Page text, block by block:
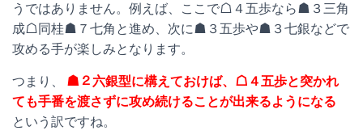
うではありません。例えば、ここで☖４五歩なら☗３三角
成☖同桂☗７七角と進め、次に☗３五歩や☗３七銀などで
攻める手が楽しみとなります。
つまり、
☗２六銀型に構えておけば、☖４五歩と突かれ
ても手番を渡さずに攻め続けることが出来るようになる
という訳ですね。